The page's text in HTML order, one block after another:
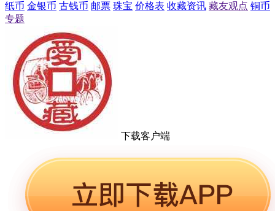
纸币 金银币 古钱币 邮票 珠宝 价格表 收藏资讯 藏友观点 铜币
专题
下载客户端